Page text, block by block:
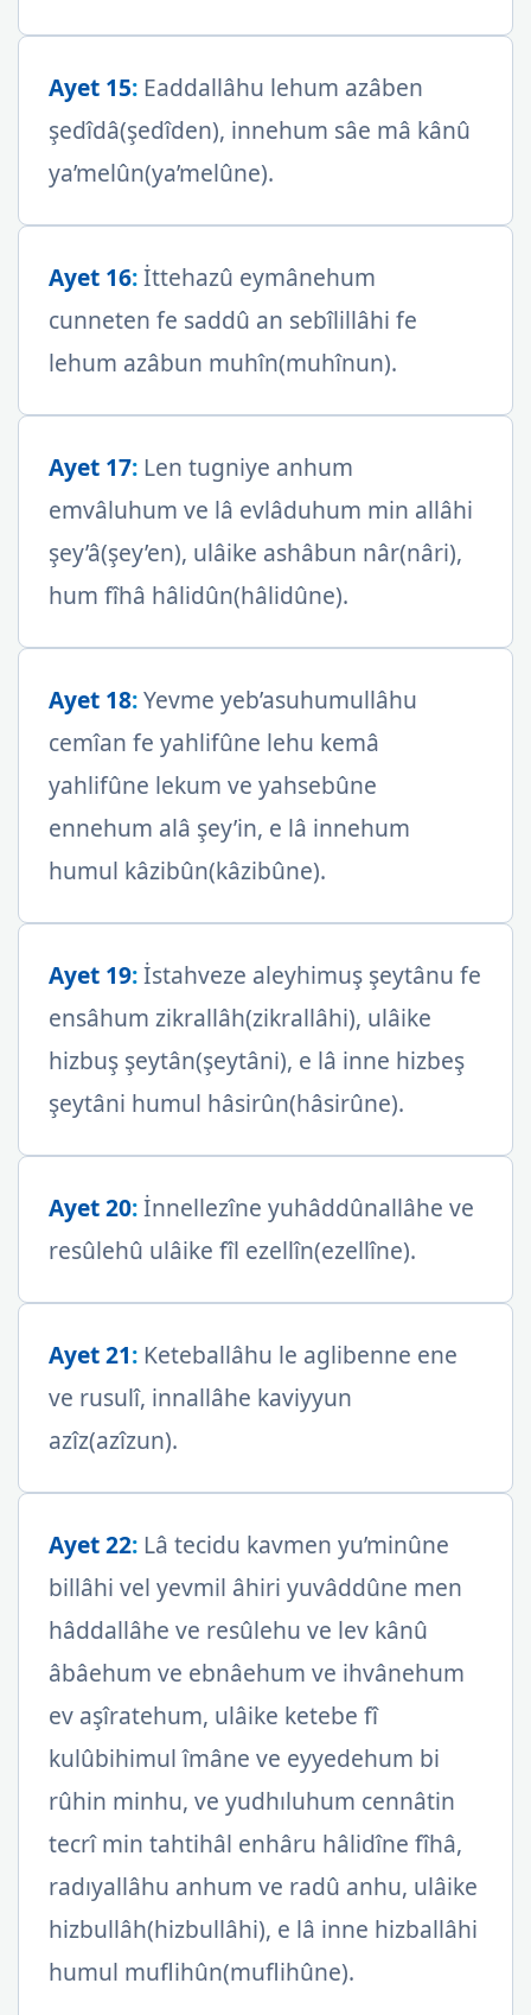
Ayet 15: Eaddallâhu lehum azâben
şedîdâ(şedîden), innehum sâe mâ kânû
ya’melûn(ya’melûne).
Ayet 16:İttehazû eymânehum
cunneten fe saddû an sebîlillâhi fe
lehum azâbun muhîn(muhînun).
Ayet 17: Len tugniye anhum
emvâluhum ve lâ evlâduhum min allâhi
şey’â(şey’en), ulâike ashâbun nâr(nâri),
hum fîhâ hâlidûn(hâlidûne).
Ayet 18:Yevme yeb’asuhumullâhu
cemîan fe yahlifûne lehu kemâ
yahlifûne lekum ve yahsebûne
ennehum alâ şey’in, e lâ innehum
humul kâzibûn(kâzibûne).
Ayet 19:İstahveze aleyhimuş şeytânu fe
ensâhum zikrallâh(zikrallâhi), ulâike
hizbuş şeytân(şeytâni), e lâ inne hizbeş
şeytâni humul hâsirûn(hâsirûne).
Ayet 20:İnnellezîne yuhâddûnallâhe ve
resûlehû ulâike fîl ezellîn(ezellîne).
Ayet 21: Keteballâhu le aglibenne ene
ve rusulî, innallâhe kaviyyun
azîz(azîzun).
Ayet 22: Lâ tecidu kavmen yu’minûne
billâhi vel yevmil âhiri yuvâddûne men
hâddallâhe ve resûlehu ve lev kânû
âbâehum ve ebnâehum ve ihvânehum
ev aşîratehum, ulâike ketebe fî
kulûbihimul îmâne ve eyyedehum bi
rûhin minhu, ve yudhıluhum cennâtin
tecrî min tahtihâl enhâru hâlidîne fîhâ,
radıyallâhu anhum ve radû anhu, ulâike
hizbullâh(hizbullâhi), e lâ inne hizballâhi
humul muflihûn(muflihûne).